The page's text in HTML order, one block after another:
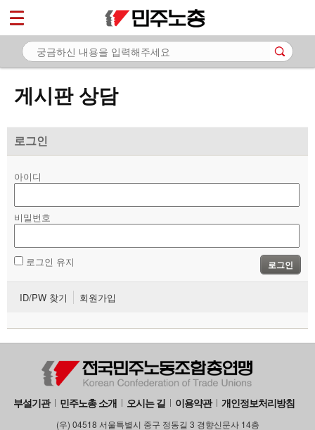
게시판 상담
로그인
아이디
비밀번호
로그인 유지 로그인
ID/PW 찾기 회원가입
부설기관 민주노총 소개 오시는 길 이용약관 개인정보처리방침
(우) 04518 서울특별시 중구 정동길 3 경향신문사 14층
마이페이지
소개
노동상담
- 게시판 상담
- 바로보기
- 찾아보기
- 전국 노동상담소 안내
자료
부설기관